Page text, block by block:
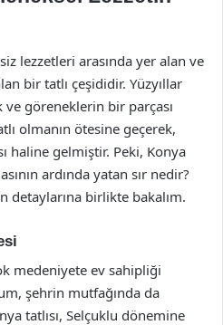
lezzetleri arasında yer alan ve
bir tatlı çeşididir. Yüzyıllar
göreneklerin bir parçası
olmanın ötesine geçerek,
haline gelmiştir. Peki, Konya
ardında yatan sır nedir?
detaylarına birlikte bakalım.
medeniyete ev sahipliği
şehrin mutfağında da
tatlısı, Selçuklu dönemine